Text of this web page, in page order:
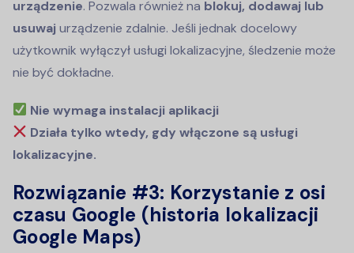
urządzenie. Pozwala również na blokuj, dodawaj lub
usuwaj urządzenie zdalnie. Jeśli jednak docelowy
użytkownik wyłączył usługi lokalizacyjne, śledzenie może
nie być dokładne.
Nie wymaga instalacji aplikacji
Działa tylko wtedy, gdy włączone są usługi
lokalizacyjne.
Rozwiązanie #3: Korzystanie z osi
czasu Google (historia lokalizacji
Google Maps)